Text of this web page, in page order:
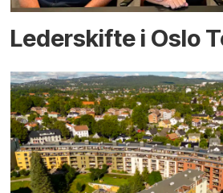
Lederskifte i Oslo